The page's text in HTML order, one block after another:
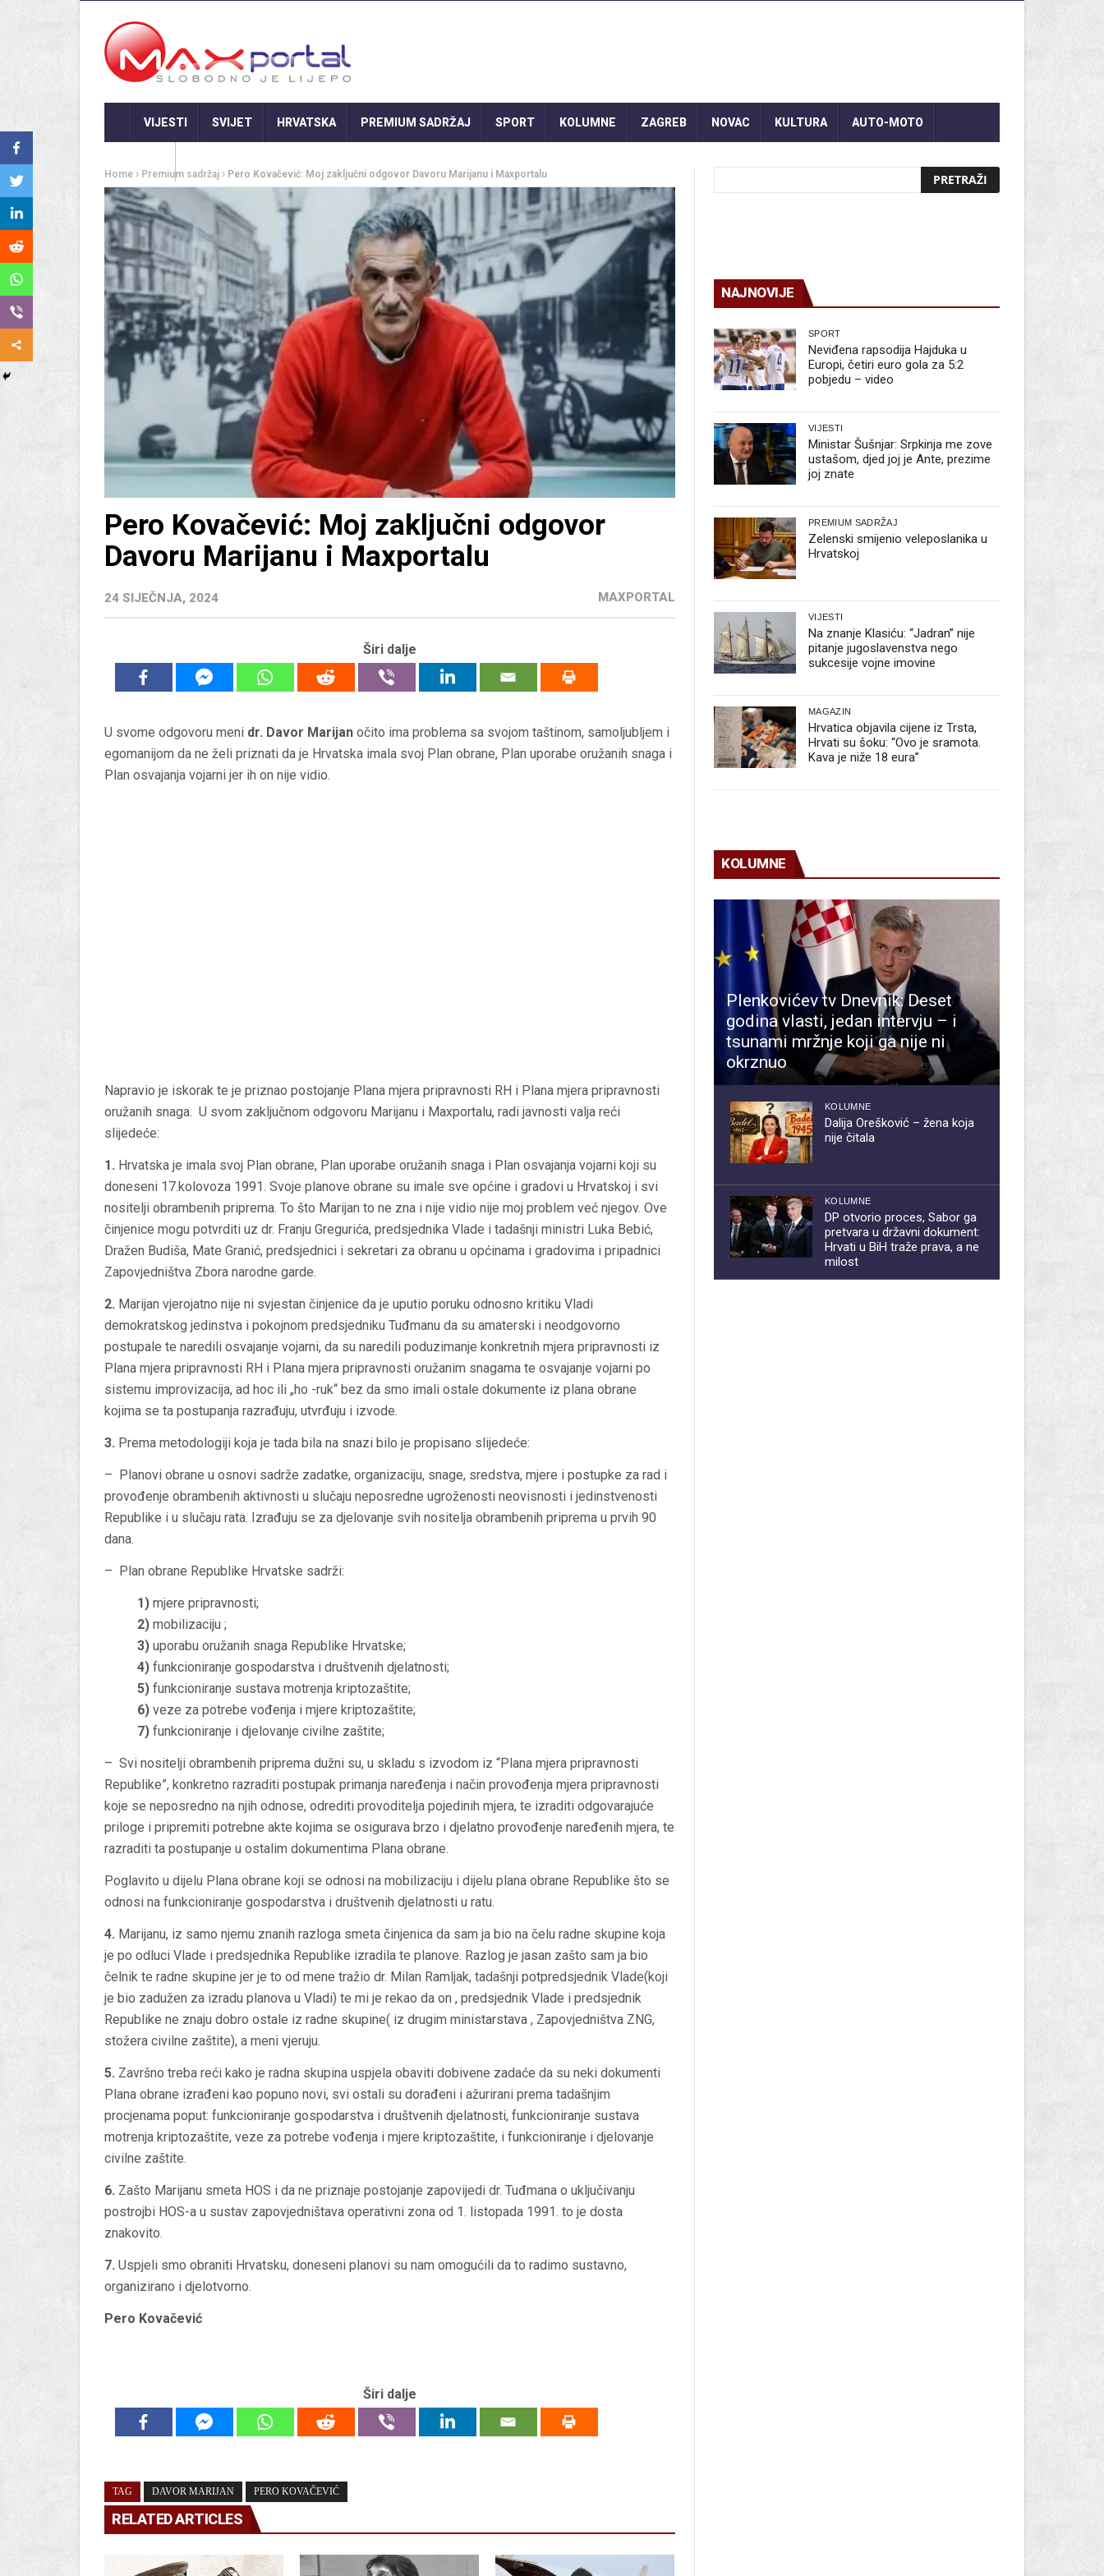
VIJESTI SVIJET HRVATSKA PREMIUM SADRŽAJ SPORT KOLUMNE ZAGREB NOVAC KULTURA AUTO-MOTO
Home Premium sadržaj Pero Kovačević: Moj zaključni odgovor Davoru Marijanu i Maxportalu
Pero Kovačević: Moj zaključni odgovor
Davoru Marijanu i Maxportalu
24 SIJEČNJA, 2024 MAXPORTAL
Širi dalje
U svome odgovoru meni dr. Davor Marijan očito ima problema sa svojom taštinom, samoljubljem i
egomanijom da ne želi priznati da je Hrvatska imala svoj Plan obrane, Plan uporabe oružanih snaga i
Plan osvajanja vojarni jer ih on nije vidio.
Napravio je iskorak te je priznao postojanje Plana mjera pripravnosti RH i Plana mjera pripravnosti
oružanih snaga. U svom zaključnom odgovoru Marijanu i Maxportalu, radi javnosti valja reći
slijedeće:
1. Hrvatska je imala svoj Plan obrane, Plan uporabe oružanih snaga i Plan osvajanja vojarni koji su
doneseni 17.kolovoza 1991. Svoje planove obrane su imale sve općine i gradovi u Hrvatskoj i svi
nositelji obrambenih priprema. To što Marijan to ne zna i nije vidio nije moj problem već njegov. Ove
činjenice mogu potvrditi uz dr. Franju Gregurića, predsjednika Vlade i tadašnji ministri Luka Bebić,
Dražen Budiša, Mate Granić, predsjednici i sekretari za obranu u općinama i gradovima i pripadnici
Zapovjedništva Zbora narodne garde.
2. Marijan vjerojatno nije ni svjestan činjenice da je uputio poruku odnosno kritiku Vladi
demokratskog jedinstva i pokojnom predsjedniku Tuđmanu da su amaterski i neodgovorno
postupale te naredili osvajanje vojarni, da su naredili poduzimanje konkretnih mjera pripravnosti iz
Plana mjera pripravnosti RH i Plana mjera pripravnosti oružanim snagama te osvajanje vojarni po
sistemu improvizacija, ad hoc ili „ho -ruk“ bez da smo imali ostale dokumente iz plana obrane
kojima se ta postupanja razrađuju, utvrđuju i izvode.
3. Prema metodologiji koja je tada bila na snazi bilo je propisano slijedeće:
– Planovi obrane u osnovi sadrže zadatke, organizaciju, snage, sredstva, mjere i postupke za rad i
provođenje obrambenih aktivnosti u slučaju neposredne ugroženosti neovisnosti i jedinstvenosti
Republike i u slučaju rata. Izrađuju se za djelovanje svih nositelja obrambenih priprema u prvih 90
dana.
– Plan obrane Republike Hrvatske sadrži:
1) mjere pripravnosti;
2) mobilizaciju ;
3) uporabu oružanih snaga Republike Hrvatske;
4) funkcioniranje gospodarstva i društvenih djelatnosti;
5) funkcioniranje sustava motrenja kriptozaštite;
6) veze za potrebe vođenja i mjere kriptozaštite;
7) funkcioniranje i djelovanje civilne zaštite;
– Svi nositelji obrambenih priprema dužni su, u skladu s izvodom iz “Plana mjera pripravnosti
Republike”, konkretno razraditi postupak primanja naređenja i način provođenja mjera pripravnosti
koje se neposredno na njih odnose, odrediti provoditelja pojedinih mjera, te izraditi odgovarajuće
priloge i pripremiti potrebne akte kojima se osigurava brzo i djelatno provođenje naređenih mjera, te
razraditi ta postupanje u ostalim dokumentima Plana obrane.
Poglavito u dijelu Plana obrane koji se odnosi na mobilizaciju i dijelu plana obrane Republike što se
odnosi na funkcioniranje gospodarstva i društvenih djelatnosti u ratu.
4. Marijanu, iz samo njemu znanih razloga smeta činjenica da sam ja bio na čelu radne skupine koja
je po odluci Vlade i predsjednika Republike izradila te planove. Razlog je jasan zašto sam ja bio
čelnik te radne skupine jer je to od mene tražio dr. Milan Ramljak, tadašnji potpredsjednik Vlade(koji
je bio zadužen za izradu planova u Vladi) te mi je rekao da on , predsjednik Vlade i predsjednik
Republike ne znaju dobro ostale iz radne skupine( iz drugim ministarstava , Zapovjedništva ZNG,
stožera civilne zaštite), a meni vjeruju.
5. Završno treba reći kako je radna skupina uspjela obaviti dobivene zadaće da su neki dokumenti
Plana obrane izrađeni kao popuno novi, svi ostali su dorađeni i ažurirani prema tadašnjim
procjenama poput: funkcioniranje gospodarstva i društvenih djelatnosti, funkcioniranje sustava
motrenja kriptozaštite, veze za potrebe vođenja i mjere kriptozaštite, i funkcioniranje i djelovanje
civilne zaštite.
6. Zašto Marijanu smeta HOS i da ne priznaje postojanje zapovijedi dr. Tuđmana o uključivanju
postrojbi HOS-a u sustav zapovjedništava operativni zona od 1. listopada 1991. to je dosta
znakovito.
7. Uspjeli smo obraniti Hrvatsku, doneseni planovi su nam omogućili da to radimo sustavno,
organizirano i djelotvorno.
Pero Kovačević
Širi dalje
TAG DAVOR MARIJAN PERO KOVAČEVIĆ
RELATED ARTICLES
NAJNOVIJE
SPORT
Neviđena rapsodija Hajduka u
Europi, četiri euro gola za 5:2
pobjedu – video
VIJESTI
Ministar Šušnjar: Srpkinja me zove
ustašom, djed joj je Ante, prezime
joj znate
PREMIUM SADRŽAJ
Zelenski smijenio veleposlanika u
Hrvatskoj
VIJESTI
Na znanje Klasiću: “Jadran” nije
pitanje jugoslavenstva nego
sukcesije vojne imovine
MAGAZIN
Hrvatica objavila cijene iz Trsta,
Hrvati su šoku: “Ovo je sramota.
Kava je niže 18 eura”
KOLUMNE
Plenkovićev tv Dnevnik: Deset
godina vlasti, jedan intervju – i
tsunami mržnje koji ga nije ni
okrznuo
KOLUMNE
Dalija Orešković – žena koja
nije čitala
KOLUMNE
DP otvorio proces, Sabor ga
pretvara u državni dokument:
Hrvati u BiH traže prava, a ne
milost